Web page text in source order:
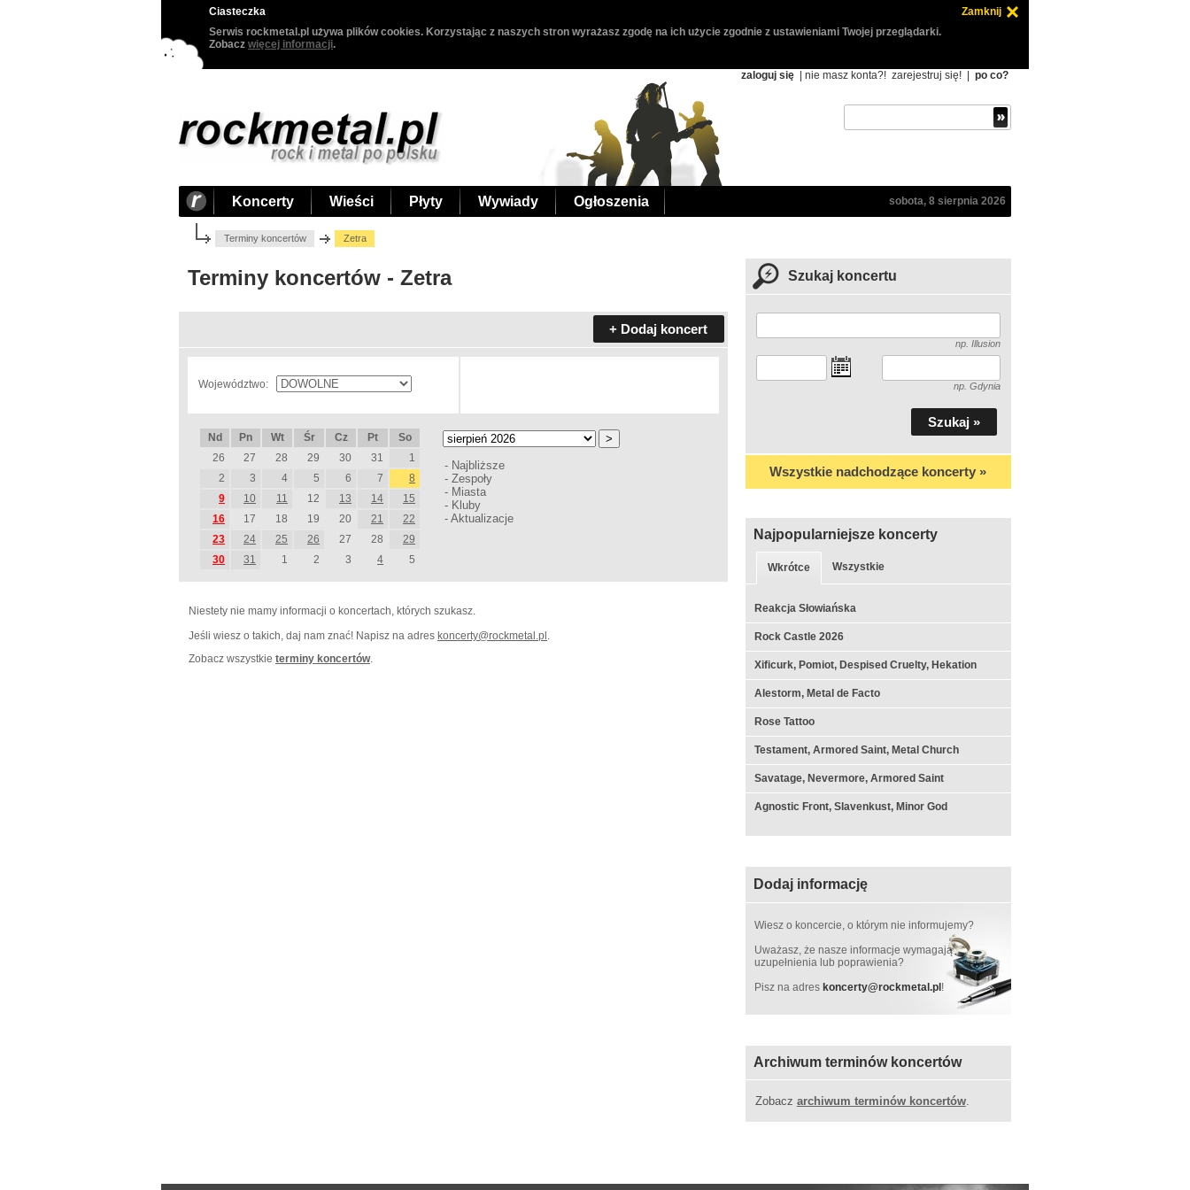
Ciasteczka
Zamknij
Serwis rockmetal.pl używa plików cookies. Korzystając z naszych stron wyrażasz zgodę na ich użycie zgodnie z ustawieniami Twojej przeglądarki.
Zobacz więcej informacji.
zaloguj się | nie masz konta?! zarejestruj się! po co?
Koncerty Wieści Płyty Wywiady Ogłoszenia sobota, 8 sierpnia 2026
Terminy koncertów Zetra
Terminy koncertów - Zetra
+ Dodaj koncert
Województwo:
Nd Pn Wt Śr Cz Pt
So
26
27 28 29 30 31
1
2
3 4 5 6 7
8
9
10 11 12 13 14
15
16
17 18 19 20 21
22
23
24 25 26 27 28
29
30
31 1 2 3 4 5
- Najbliższe
- Zespoły
- Miasta
- Kluby
- Aktualizacje
Niestety nie mamy informacji o koncertach, których szukasz.
Jeśli wiesz o takich, daj nam znać! Napisz na adres koncerty@rockmetal.pl .
Zobacz wszystkie terminy koncertów.
Szukaj koncertu
np. Illusion
np. Gdynia
Wszystkie nadchodzące koncerty »
Najpopularniejsze koncerty
Wkrótce Wszystkie
Reakcja Słowiańska
Rock Castle 2026
Xificurk, Pomiot, Despised Cruelty, Hekation
Alestorm, Metal de Facto
Rose Tattoo
Testament, Armored Saint, Metal Church
Savatage, Nevermore, Armored Saint
Agnostic Front, Slavenkust, Minor God
Dodaj informację
Wiesz o koncercie, o którym nie informujemy?
Uważasz, że nasze informacje wymagają
uzupełnienia lub poprawienia?
Pisz na adres koncerty@rockmetal.pl!
Archiwum terminów koncertów
Zobacz archiwum terminów koncertów.